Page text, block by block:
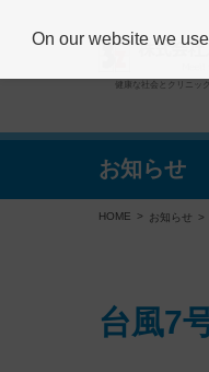
健康な社会とクリニッ
お知らせ
HOME お知らせ
台風7
On our website we